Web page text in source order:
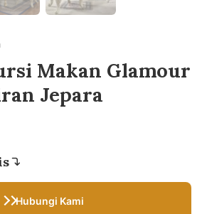
Makan Glamour
Jepara
Hubungi Kami